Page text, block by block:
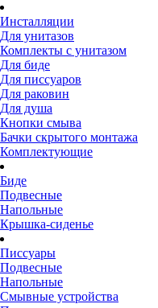
Инсталляции
Для унитазов
Комплекты с унитазом
Для биде
Для писсуаров
Для раковин
Для душа
Кнопки смыва
Бачки скрытого монтажа
Комплектующие
Биде
Подвесные
Напольные
Крышка-сиденье
Писсуары
Подвесные
Напольные
Смывные устройства